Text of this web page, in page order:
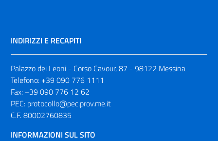
INDIRIZZI E RECAPITI
Palazzo dei Leoni - Corso Cavour, 87 - 98122 Messina
Telefono: +39 090 776 1111
Fax: +39 090 776 12 62
PEC: protocollo@pec.prov.me.it
C.F. 80002760835
INFORMAZIONI SUL SITO